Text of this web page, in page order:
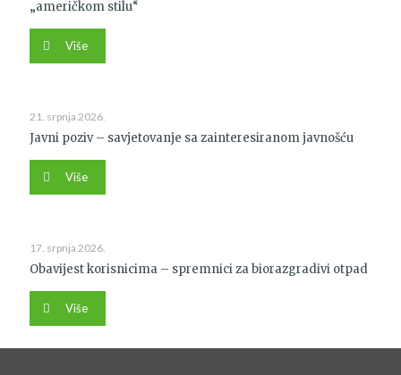
„američkom stilu“
Više
21. srpnja 2026.
Javni poziv – savjetovanje sa zainteresiranom javnošću
Više
17. srpnja 2026.
Obavijest korisnicima – spremnici za biorazgradivi otpad
Više